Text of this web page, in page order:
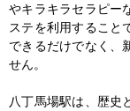
やキラキラセラピー
ステを利用すること
できるだけでなく、
せん。
八丁馬場駅は、歴史